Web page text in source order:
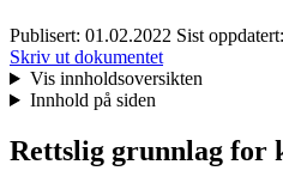
Publisert: 01.02.2022 Sist oppdatert:
Skriv ut dokumentet
Vis innholdsoversikten
Innhold på siden
Rettslig grunnlag for